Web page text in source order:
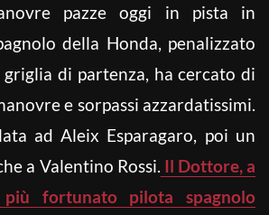
pazze oggi in pista in
della Honda, penalizzato
griglia di partenza, ha cercato di
e sorpassi azzardatissimi.
ad Aleix Esparagaro, poi un
a Valentino Rossi. Il Dottore, a
fortunato pilota spagnolo